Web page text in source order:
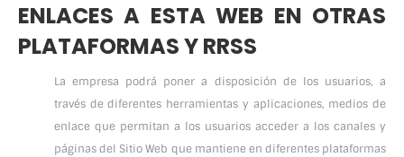
ENLACES A ESTA WEB EN OTRAS
PLATAFORMAS Y RRSS
La empresa podrá poner a disposición de los usuarios, a
través de diferentes herramientas y aplicaciones, medios de
enlace que permitan a los usuarios acceder a los canales y
páginas del Sitio Web que mantiene en diferentes plataformas